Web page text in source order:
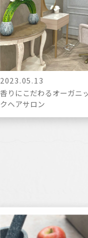
2023.05.13
香りにこだわるオーガニ
クヘアサロン